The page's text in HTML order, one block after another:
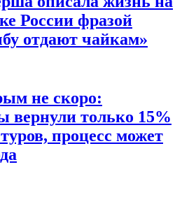
России фразой
отдают чайкам»
не скоро:
вернули только 15%
процесс может